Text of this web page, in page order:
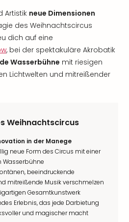
Artistik neue Dimensionen
des Weihnachtscircus
dich auf eine
, bei der spektakuläre Akrobatik
Wasserbühne mit riesigen
Lichtwelten und mitreißender
Weihnachtscircus
in der Manege
neue Form des Circus mit einer
Wasserbühne
beeindruckende
mitreißende Musik verschmelzen
Gesamtkunstwerk
Erlebnis, das jede Darbietung
und magischer macht